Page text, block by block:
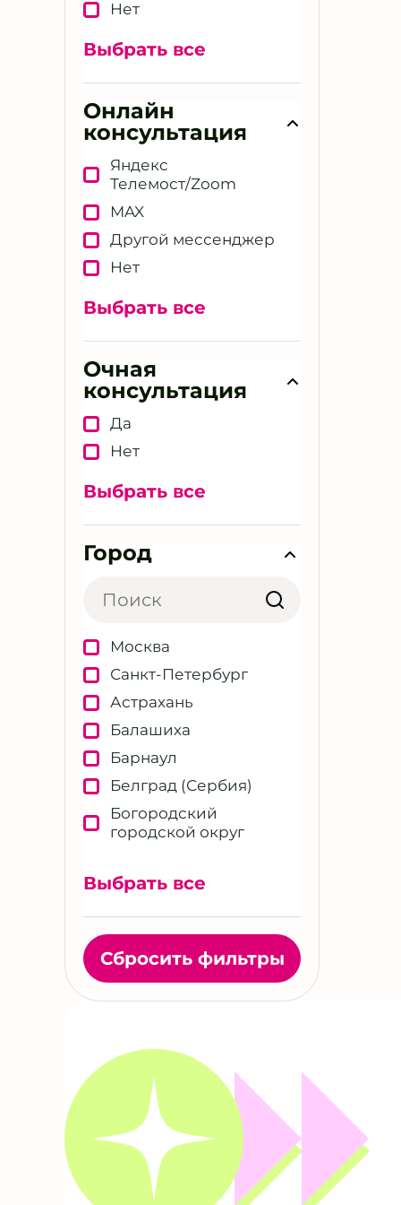
нутрициолог /
Телесный терапевт
Терапевт
превентивного
направления
Фитнес-консультант
Эксперт по
долголетию и anti-age
образу жизни
Эксперт по здоровью
Нет
Выбрать все
Онлайн
консультация
Яндекс
Телемост/Zoom
MAX
Другой мессенджер
Нет
Выбрать все
Очная
консультация
Да
Нет
Выбрать все
Город
Москва
Санкт-Петербург
Астрахань
Балашиха
Барнаул
Белград (Сербия)
Богородский
городской округ
Владивосток
Волгоград
Воронеж
Екатеринбург
Иркутск
Казань
Калининград
Кемерово
Кириши
Киров
Выбрать все
Сбросить фильтры